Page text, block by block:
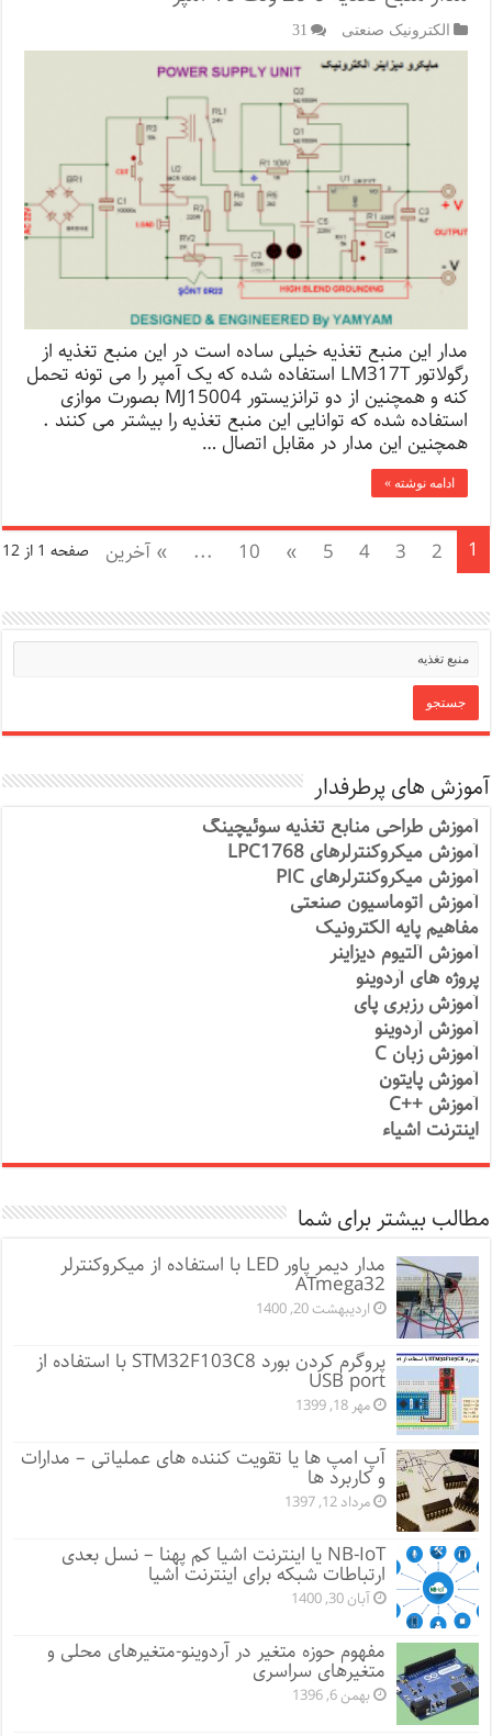
الکترونیک صنعتی 31
مدار این منبع تغذیه خیلی ساده است در این منبع تغذیه از
رگولاتور LM317T استفاده شده که یک آمپر را می تونه تحمل
کنه و همچنین از دو ترانزیستور MJ15004 بصورت موازی
استفاده شده که توانایی این منبع تغذیه را بیشتر می کنند .
همچنین این مدار در مقابل اتصال …
ادامه نوشته »
صفحه 1 از 12 1
2
3
4
5
»
10
... » آخرین
آموزش های پرطرفدار
آموزش طراحی منابع تغذیه سوئیچینگ
آموزش میکروکنترلرهای LPC1768
آموزش میکروکنترلرهای PIC
آموزش اتوماسیون صنعتی
مفاهیم پایه الکترونیک
آموزش آلتیوم دیزاینر
پروژه های آردوینو
آموزش رزبری پای
آموزش آردوینو
آموزش زبان C
آموزش پایتون
آموزش ++C
اینترنت اشیاء
مطالب بیشتر برای شما
مدار دیمر پاور LED با استفاده از میکروکنترلر
ATmega32
اردیبهشت 20, 1400
پروگرم کردن بورد STM32F103C8 با استفاده از
USB port
مهر 18, 1399
آپ امپ ها یا تقویت کننده های عملیاتی – مدارات
و کاربرد ها
مرداد 12, 1397
NB-IoT یا اینترنت اشیا کم پهنا – نسل بعدی
ارتباطات شبکه برای اینترنت اشیا
آبان 30, 1400
مفهوم حوزه متغیر در آردوینو-متغیرهای محلی و
متغیرهای سراسری
بهمن 6, 1396